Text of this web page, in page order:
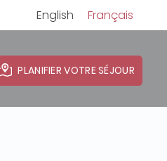
English Français
PLANIFIER VOTRE SÉJOUR